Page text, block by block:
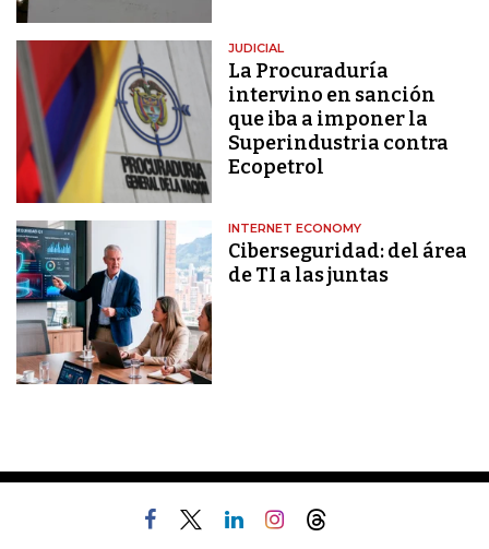
JUDICIAL
La Procuraduría
intervino en sanción
que iba a imponer la
Superindustria contra
Ecopetrol
INTERNET ECONOMY
Ciberseguridad: del área
de TI a las juntas